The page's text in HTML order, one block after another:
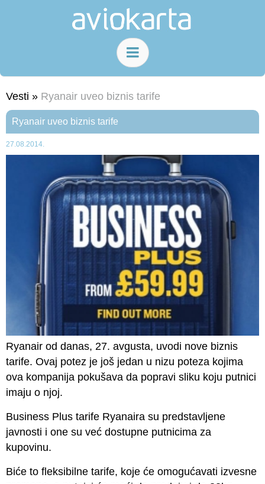
Vesti » Ryanair uveo biznis tarife
Ryanair uveo biznis tarife
27.08.2014.
Ryanair od danas, 27. avgusta, uvodi nove biznis
tarife. Ovaj potez je još jedan u nizu poteza kojima
ova kompanija pokušava da popravi sliku koju putnici
imaju o njoj.
Business Plus tarife Ryanaira su predstavljene
javnosti i one su već dostupne putnicima za
kupovinu.
Biće to fleksibilne tarife, koje će omogućavati izvesne